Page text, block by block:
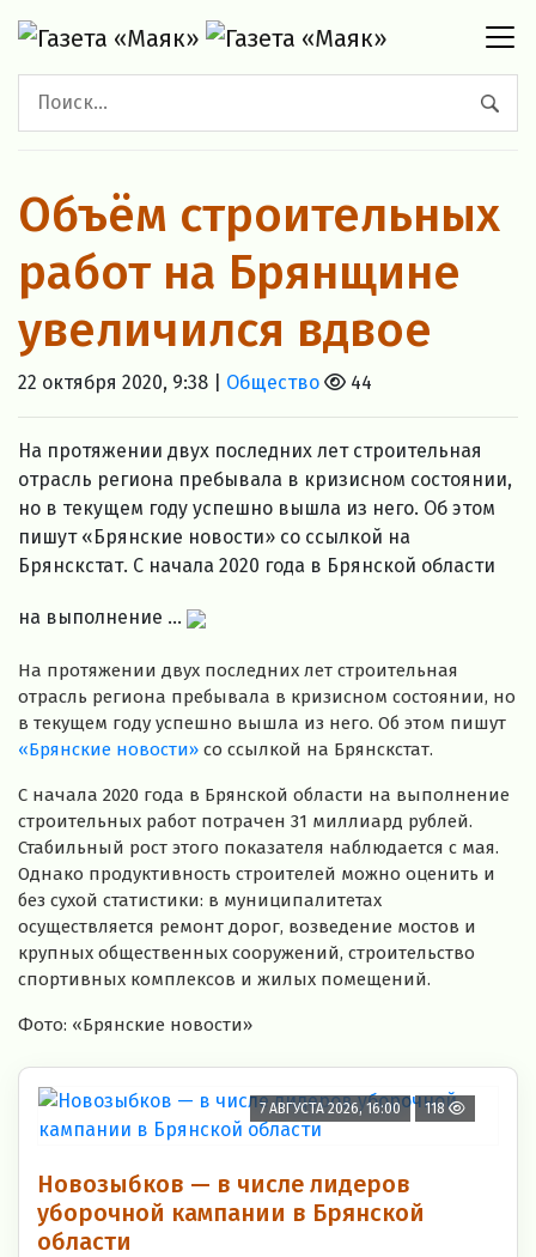
Объём строительных
работ на Брянщине
увеличился вдвое
22 октября 2020, 9:38 | Общество 44
На протяжении двух последних лет строительная
отрасль региона пребывала в кризисном состоянии,
но в текущем году успешно вышла из него. Об этом
пишут «Брянские новости» со ссылкой на
Брянскстат. С начала 2020 года в Брянской области
на выполнение ...
На протяжении двух последних лет строительная
отрасль региона пребывала в кризисном состоянии, но
в текущем году успешно вышла из него. Об этом пишут
«Брянские новости» со ссылкой на Брянскстат.
С начала 2020 года в Брянской области на выполнение
строительных работ потрачен 31 миллиард рублей.
Стабильный рост этого показателя наблюдается с мая.
Однако продуктивность строителей можно оценить и
без сухой статистики: в муниципалитетах
осуществляется ремонт дорог, возведение мостов и
крупных общественных сооружений, строительство
спортивных комплексов и жилых помещений.
Фото: «Брянские новости»
7 АВГУСТА 2026, 16:00 118
Новозыбков — в числе лидеров
уборочной кампании в Брянской
области